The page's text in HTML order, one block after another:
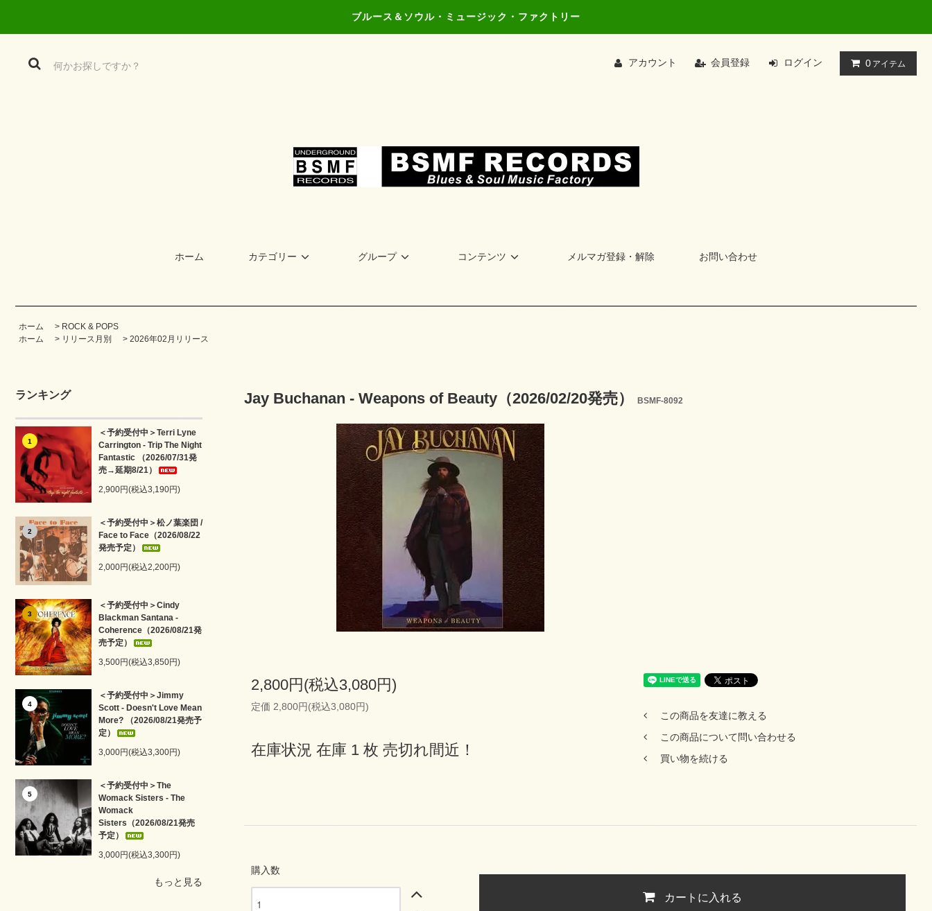
ブルース＆ソウル・ミュージック・ファクトリー
アカウント 会員登録 ログイン 0 アイテム
ホーム カテゴリー グループ コンテンツ メルマガ登録・解除 お問い合わせ
ホーム > ROCK & POPS
ホーム
> リリース月別 > 2026年02月リリース
ランキング
1
＜予約受付中＞Terri Lyne
Carrington - Trip The Night
Fantastic （2026/07/31発
売→延期8/21）
2,900円(税込3,190円)
2
＜予約受付中＞松ノ葉楽団 /
Face to Face（2026/08/22
発売予定）
2,000円(税込2,200円)
3
＜予約受付中＞Cindy
Blackman Santana -
Coherence（2026/08/21発
売予定）
3,500円(税込3,850円)
4
＜予約受付中＞Jimmy
Scott - Doesn't Love Mean
More? （2026/08/21発売予
定）
3,000円(税込3,300円)
5
＜予約受付中＞The
Womack Sisters - The
Womack
Sisters（2026/08/21発売
予定）
3,000円(税込3,300円)
もっと見る
Jay Buchanan - Weapons of Beauty（2026/02/20発売） BSMF-8092
2,800円(税込3,080円)
定価 2,800円(税込3,080円)
在庫状況 在庫 1 枚 売切れ間近！
この商品を友達に教える
この商品について問い合わせる
買い物を続ける
購入数
カートに入れる